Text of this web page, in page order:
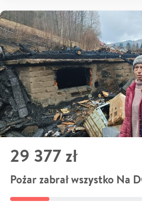
29 377 zł
Pożar zabrał wszystko Na